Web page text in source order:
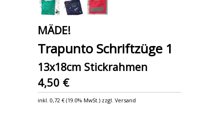
MÄDE!
Trapunto Schriftzüge 1
13x18cm Stickrahmen
4,50 €
inkl.0,72 € (19.0% MwSt.) zzgl. Versand